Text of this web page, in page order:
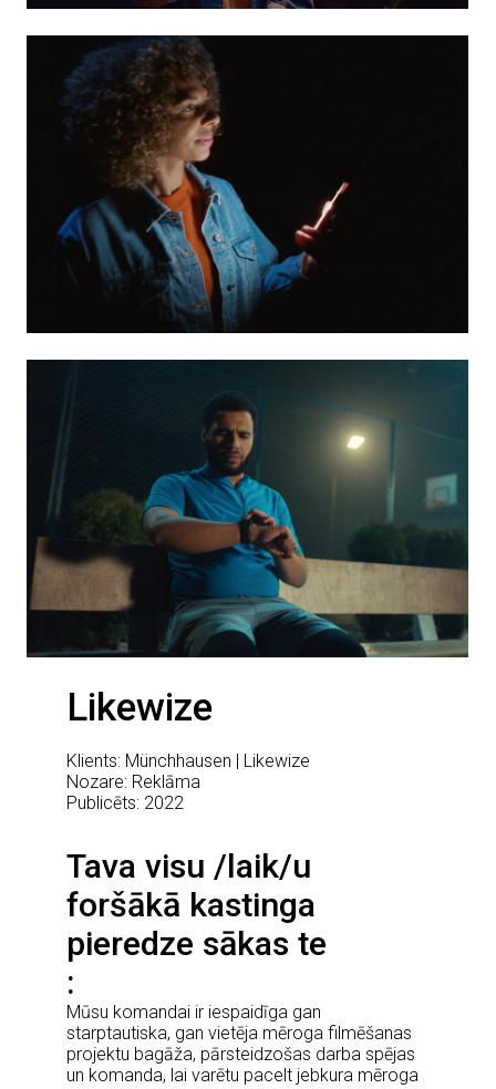
Likewize
Klients: Münchhausen | Likewize
Nozare: Reklāma
Publicēts: 2022
Tava visu /laik/u
foršākā kastinga
pieredze sākas te
Mūsu komandai ir iespaidīga gan
starptautiska, gan vietēja mēroga filmēšanas
projektu bagāža, pārsteidzošas darba spējas
un komanda, lai varētu pacelt jebkura mēroga